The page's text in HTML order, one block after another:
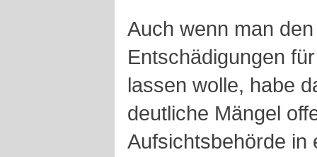
Auch wenn man
Entschädigungen
lassen wolle, habe
deutliche Mängel
Aufsichtsbehörde in